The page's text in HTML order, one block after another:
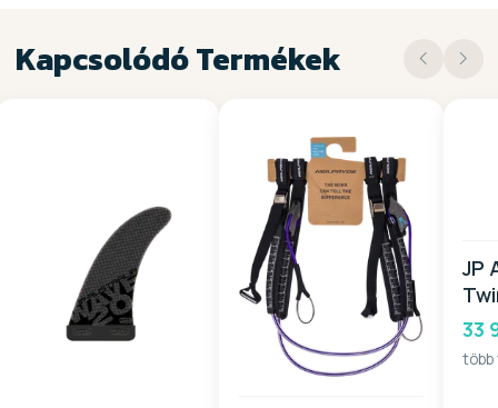
Kapcsolódó Termékek
JP
SB
33